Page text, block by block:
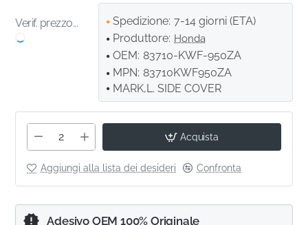
Verif. prezzo... Spedizione: 7-14 giorni (ETA)
Produttore: Honda
OEM: 83710-KWF-950ZA
MPN: 83710KWF950ZA
MARK,L. SIDE COVER
Acquista
Aggiungi alla lista dei desideri Confronta
Adesivo OEM 100% Originale